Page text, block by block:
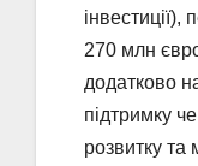
270 млн
додатково
підтримку
розвитку та